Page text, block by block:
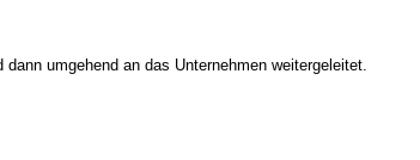
umgehend an das Unternehmen weitergeleitet.